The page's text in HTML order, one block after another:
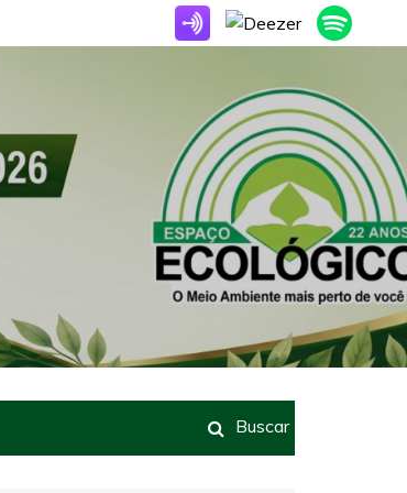
Buscar